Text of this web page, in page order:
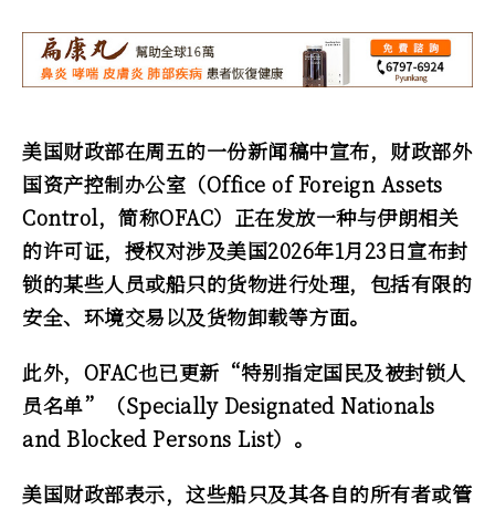
美国财政部在周五的一份新闻稿中宣布，财政部外
国资产控制办公室（Office of Foreign Assets
Control，简称OFAC）正在发放一种与伊朗相关
的许可证，授权对涉及美国2026年1月23日宣布封
锁的某些人员或船只的货物进行处理，包括有限的
安全、环境交易以及货物卸载等方面。
此外，OFAC也已更新“特别指定国民及被封锁人
员名单”（Specially Designated Nationals
and Blocked Persons List）。
美国财政部表示，这些船只及其各自的所有者或管